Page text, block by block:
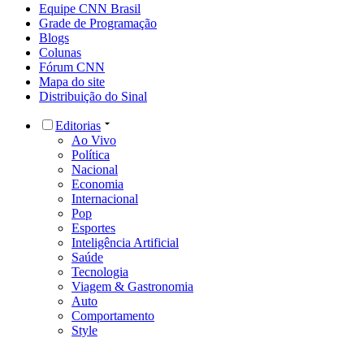
Equipe CNN Brasil
Grade de Programação
Blogs
Colunas
Fórum CNN
Mapa do site
Distribuição do Sinal
Editorias
Ao Vivo
Política
Nacional
Economia
Internacional
Pop
Esportes
Inteligência Artificial
Saúde
Tecnologia
Viagem & Gastronomia
Auto
Comportamento
Style